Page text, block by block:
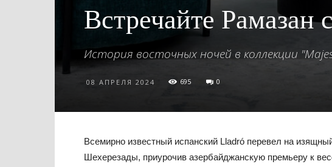
Встречайте Рамазан
История восточных ночей в коллекции
08 АПРЕЛЯ 2024 695 0
Всемирно известный испанский Lladró перевел на
Шехерезады, приурочив азербайджанскую премьеру к